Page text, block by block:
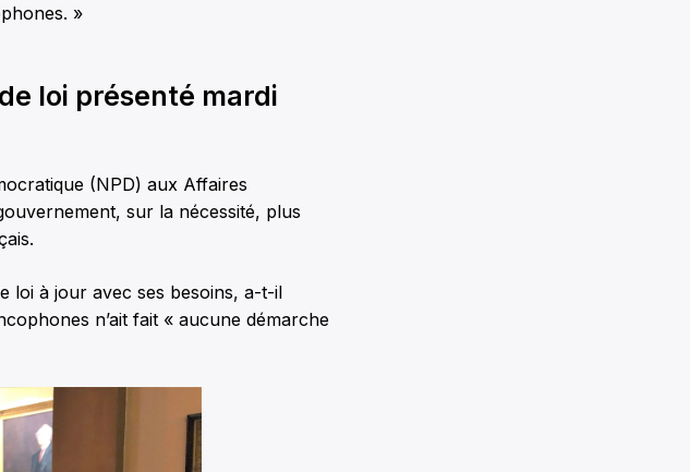
»
loi présenté mardi
(NPD) aux Affaires
sur la nécessité, plus
loi à jour avec ses besoins, a-t-il
n’ait fait « aucune démarche